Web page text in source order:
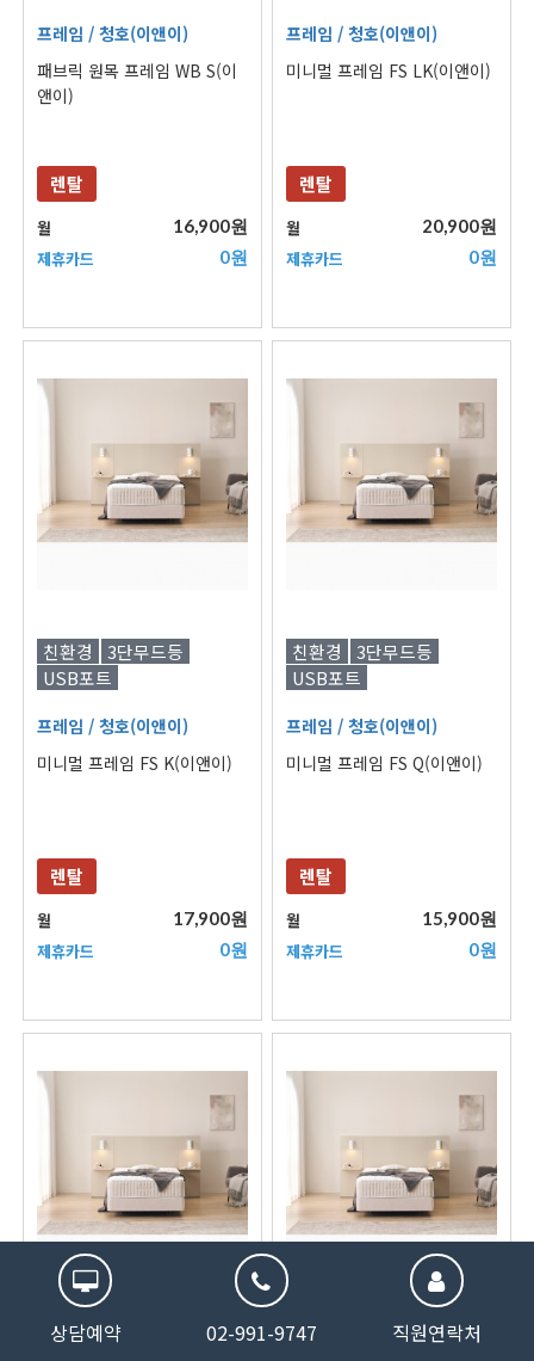
프레임 / 청호(이앤이)
패브릭 원목 프레임 WB S(이
앤이)
렌탈
월 16,900원
제휴카드 0원
프레임 / 청호(이앤이)
미니멀 프레임 FS LK(이앤이)
렌탈
월 20,900원
제휴카드 0원
친환경
3단무드등
USB포트
프레임 / 청호(이앤이)
미니멀 프레임 FS K(이앤이)
렌탈
월 17,900원
제휴카드 0원
친환경
3단무드등
USB포트
프레임 / 청호(이앤이)
미니멀 프레임 FS Q(이앤이)
렌탈
월 15,900원
제휴카드 0원
친환경 3단무드등
친환경
3단무드등
렌탈문의 583869건 대표번호
상담예약 02-991-9747 직원연락처